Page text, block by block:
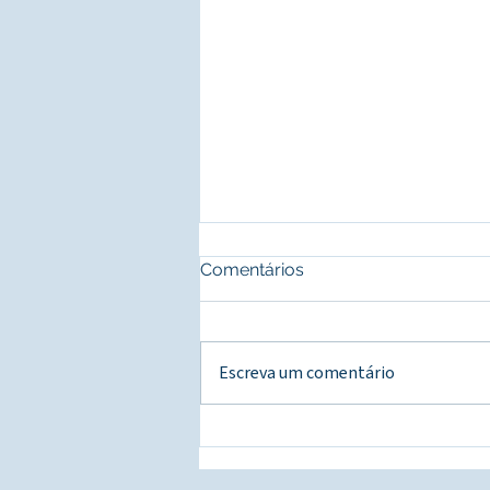
Comentários
Escreva um comentário